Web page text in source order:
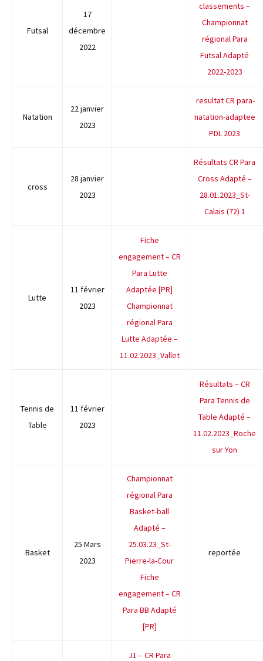
Futsal
17
décembre
2022
classements –
Championnat
régional Para
Futsal Adapté
2022-2023
Natation
22 janvier
2023
resultat CR para-
natation-adaptee
PDL 2023
cross
28 janvier
2023
Résultats CR Para
Cross Adapté –
28.01.2023_St-
Calais (72) 1
Lutte
11 février
2023
Fiche
engagement – CR
Para Lutte
Adaptée [PR]
Championnat
régional Para
Lutte Adaptée –
11.02.2023_Vallet
Tennis de
Table
11 février
2023
Résultats – CR
Para Tennis de
Table Adapté –
11.02.2023_Roche
sur Yon
Basket
25 Mars
2023
Championnat
régional Para
Basket-ball
Adapté –
25.03.23_St-
Pierre-la-Cour
Fiche
engagement – CR
Para BB Adapté
[PR]
reportée
J1 – CR Para